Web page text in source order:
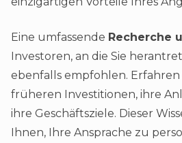
Eine umfassende Recherche
Investoren, an die Sie
ebenfalls empfohlen.
früheren Investitionen, ihre
ihre Geschäftsziele. Dieser
Ihnen, Ihre Ansprache zu